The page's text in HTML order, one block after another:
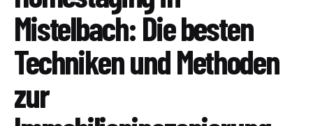
Mistelbach: Die besten
Techniken und Methoden
zur